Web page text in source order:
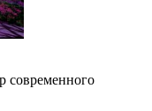
современного